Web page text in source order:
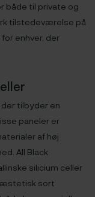
både til private og
tilstedeværelse på
enhver, der
tilbyder en
paneler er
af høj
All Black
silicium celler
æstetisk sort